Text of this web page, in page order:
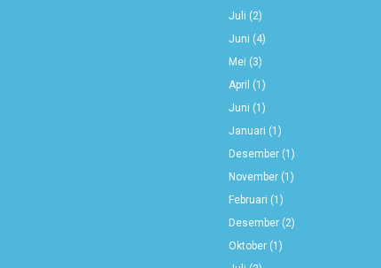
Juli (2)
Juni (4)
Mei (3)
April (1)
Juni (1)
Januari (1)
Desember(1)
November(1)
Februari (1)
Desember(2)
Oktober(1)